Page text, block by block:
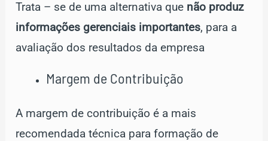
Trata – se de uma alternativa que não produz
informações gerenciais importantes, para a
avaliação dos resultados da empresa
Margem de Contribuição
A margem de contribuição é a mais
recomendada técnica para formação de